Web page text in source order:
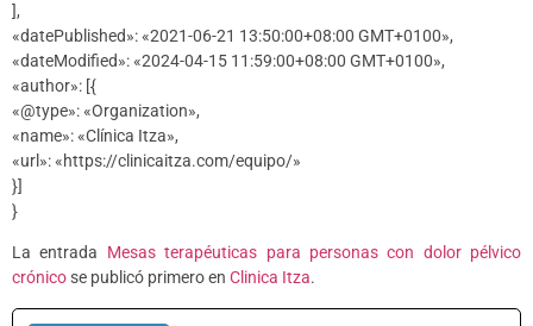
],
«datePublished»: «2021-06-21 13:50:00+08:00 GMT+0100»,
«dateModified»: «2024-04-15 11:59:00+08:00 GMT+0100»,
«author»: [{
«@type»: «Organization»,
«name»: «Clínica Itza»,
«url»: «https://clinicaitza.com/equipo/»
}]
}
La entrada Mesas terapéuticas para personas con dolor pélvico
crónicose publicó primero en Clinica Itza.